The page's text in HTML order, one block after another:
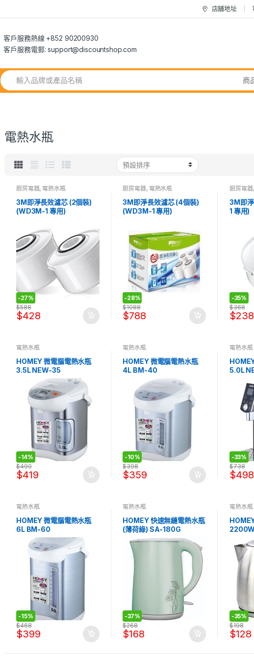
店舖地址
客戶服務熱線 +852 90200930
客戶服務電郵: support@discountshop.com
Search
for:
電熱水瓶
廚房電器, 電熱水瓶
3M即淨長效濾芯 (2個裝)
(WD3M-1 專用)
-27%
$428
$588
廚房電器, 電熱水瓶
3M即淨長效濾芯 (4個裝)
(WD3M-1 專用)
-28%
$788
$1088
廚房電器
3M即
1 專用)
-35%
$238
$368
電熱水瓶
HOMEY 微電腦電熱水瓶
3.5L NEW-35
-14%
$419
$490
電熱水瓶
HOMEY 微電腦電熱水瓶
4L BM-40
-10%
$359
$398
電熱水瓶
5.0L
-33%
$498
$738
電熱水瓶
HOMEY 微電腦電熱水瓶
6L BM-60
-15%
$399
$468
電熱水瓶
HOMEY 快速無縫電熱水瓶
(薄荷綠) SA-180G
-37%
$168
$268
電熱水瓶
-35%
$128
$198